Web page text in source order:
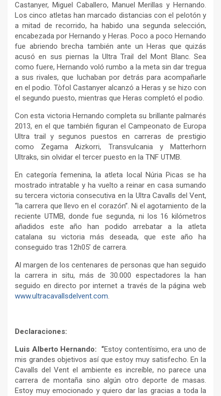
Castanyer, Miguel Caballero, Manuel Merillas y Hernando.
Los cinco atletas han marcado distancias con el pelotón y
a mitad de recorrido, ha habido una segunda selección,
encabezada por Hernando y Heras. Poco a poco Hernando
fue abriendo brecha también ante un Heras que quizás
acusó en sus piernas la Ultra Trail del Mont Blanc. Sea
como fuere, Hernando voló rumbo a la meta sin dar tregua
a sus rivales, que luchaban por detrás para acompañarle
en el podio. Tòfol Castanyer alcanzó a Heras y se hizo con
el segundo puesto, mientras que Heras completó el podio.
Con esta victoria Hernando completa su brillante palmarés
2013, en el que también figuran el Campeonato de Europa
Ultra trail y segunos puestos en carreras de prestigio
como Zegama Aizkorri, Transvulcania y Matterhorn
Ultraks, sin olvidar el tercer puesto en la TNF UTMB.
En categoría femenina, la atleta local Núria Picas se ha
mostrado intratable y ha vuelto a reinar en casa sumando
su tercera victoria consecutiva en la Ultra Cavalls del Vent,
“la carrera que llevo en el corazón”. Ni el agotamiento de la
reciente UTMB, donde fue segunda, ni los 16 kilómetros
añadidos este año han podido arrebatar a la atleta
catalana su victoria más deseada, que este año ha
conseguido tras 12h05’ de carrera.
Al margen de los centenares de personas que han seguido
la carrera in situ, más de 30.000 espectadores la han
seguido en directo por internet a través de la página web
www.ultracavallsdelvent.com.
Declaraciones:
Luis Alberto Hernando: “Estoy contentísimo, era uno de
mis grandes objetivos así que estoy muy satisfecho. En la
Cavalls del Vent el ambiente es increíble, no parece una
carrera de montaña sino algún otro deporte de masas.
Estoy muy emocionado y quiero dar las gracias a toda la